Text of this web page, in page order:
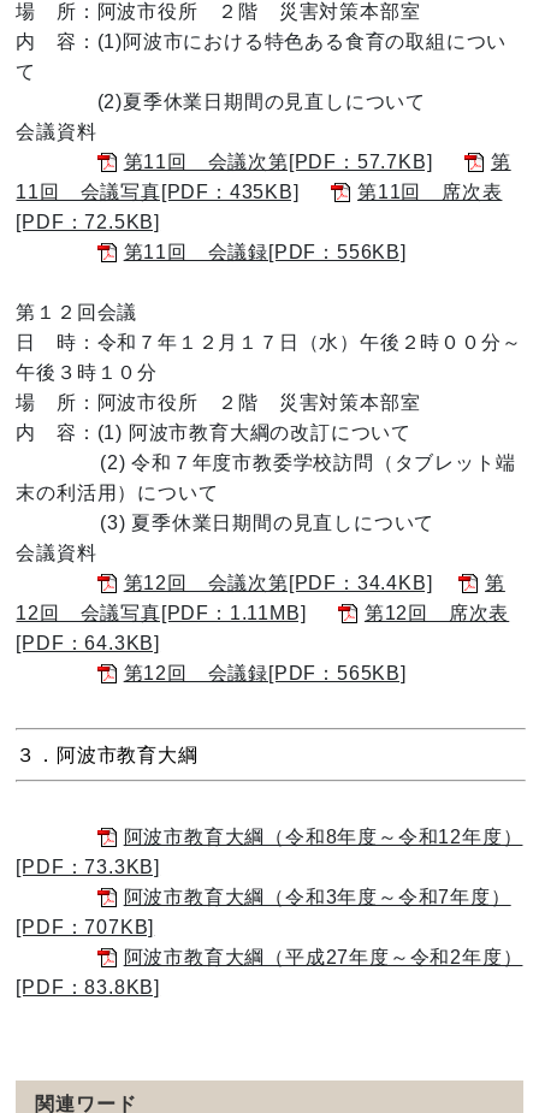
場 所：阿波市役所 ２階 災害対策本部室
内 容：(1)阿波市における特色ある食育の取組につい
て
(2)夏季休業日期間の見直しについて
会議資料
第11回 会議次第[PDF：57.7KB]
第
11回 会議写真[PDF：435KB]
第11回 席次表
[PDF：72.5KB]
第11回 会議録[PDF：556KB]
第１２回会議
日 時：令和７年１２月１７日（水）午後２時００分～
午後３時１０分
場 所：阿波市役所 ２階 災害対策本部室
内 容：(1) 阿波市教育大綱の改訂について
(2) 令和７年度市教委学校訪問（タブレット端
末の利活用）について
(3) 夏季休業日期間の見直しについて
会議資料
第12回 会議次第[PDF：34.4KB]
第
12回 会議写真[PDF：1.11MB]
第12回 席次表
[PDF：64.3KB]
第12回 会議録[PDF：565KB]
３．阿波市教育大綱
阿波市教育大綱（令和8年度～令和12年度）
[PDF：73.3KB]
阿波市教育大綱（令和3年度～令和7年度）
[PDF：707KB]
阿波市教育大綱（平成27年度～令和2年度）
[PDF：83.8KB]
関連ワード